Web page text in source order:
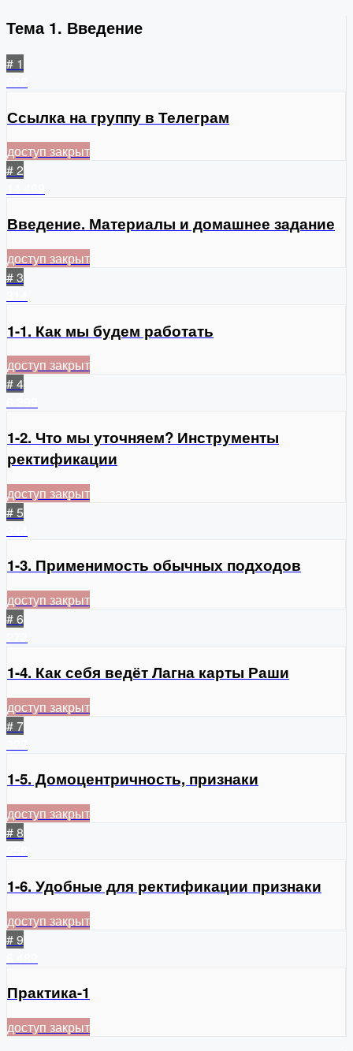
Тема 1. Введение
# 1
Ссылка на группу в Телеграм
доступ закрыт
# 2
Введение. Материалы и домашнее задание
доступ закрыт
# 3
1-1. Как мы будем работать
доступ закрыт
# 4
1-2. Что мы уточняем? Инструменты
ректификации
доступ закрыт
# 5
1-3. Применимость обычных подходов
доступ закрыт
# 6
1-4. Как себя ведёт Лагна карты Раши
доступ закрыт
# 7
1-5. Домоцентричность, признаки
доступ закрыт
# 8
1-6. Удобные для ректификации признаки
доступ закрыт
# 9
Практика-1
доступ закрыт